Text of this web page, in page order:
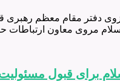
استان توسط معاون ارتباطات
برای قبول مسئولیت